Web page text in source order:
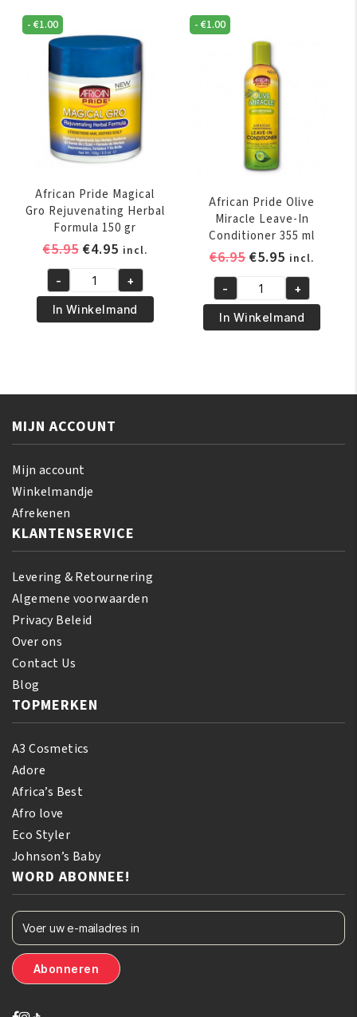
Bouncy
Curls
Pudding
425
GR
aantal
Rejuvenating
Oil
aantal
-€1.00
African Pride Magical
Gro Rejuvenating Herbal
Formula 150 gr
€5.95 Oorspronkelijke
was:
€5.95.
€4.95Huidige
prijs
is:
€4.95.
incl.
African
Pride
Magical
150
gr
aantal
- +
In Winkelmand
-€1.00
African Pride Olive
Miracle Leave-In
Conditioner 355 ml
€6.95
was:
€6.95.
€5.95 Huidige
prijs
is:
€5.95.
incl.
African
Pride
Olive
In
ml
- +
In Winkelmand
MIJN ACCOUNT
Mijn account
Winkelmandje
Afrekenen
KLANTENSERVICE
Levering & Retournering
Algemene voorwaarden
Privacy Beleid
Over ons
Contact Us
Blog
TOPMERKEN
A3 Cosmetics
Adore
Africa’s Best
Afro love
Eco Styler
Johnson’s Baby
WORD ABONNEE!